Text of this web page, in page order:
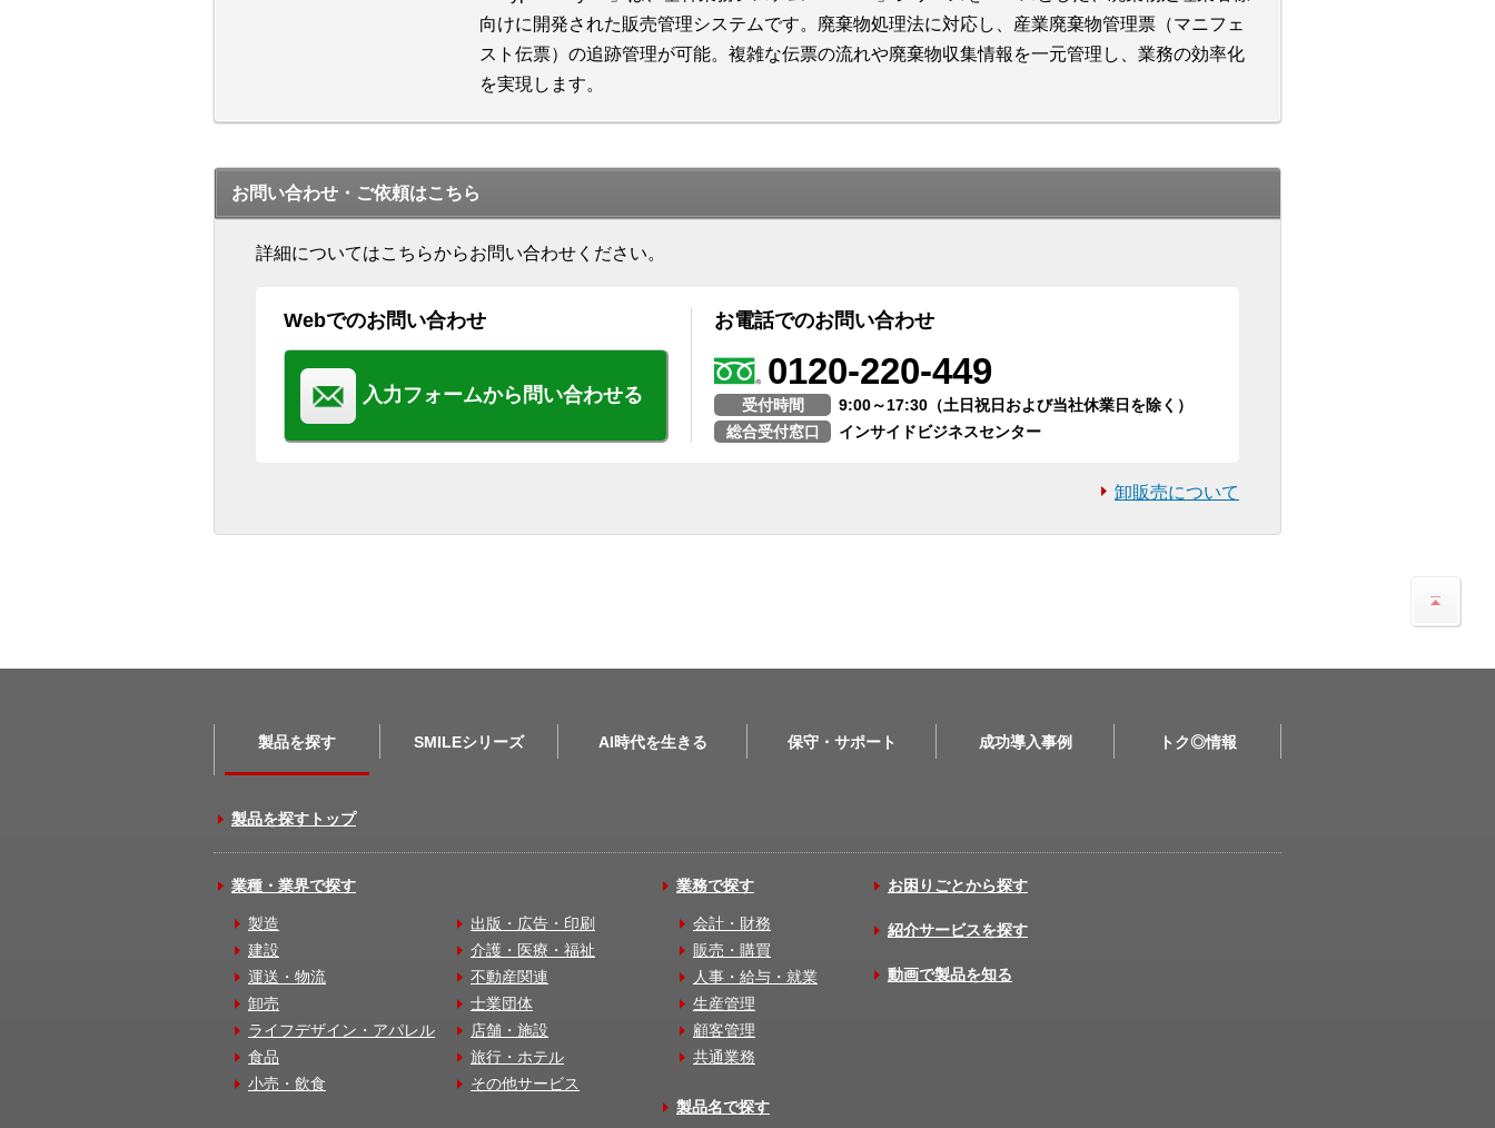
向けに開発された販売管理システムです。廃棄物処理法に対応し、産業廃棄物管理票（マニフェ
スト伝票）の追跡管理が可能。複雑な伝票の流れや廃棄物収集情報を一元管理し、業務の効率化
を実現します。
お問い合わせ・ご依頼はこちら
詳細についてはこちらからお問い合わせください。
Webでのお問い合わせ
入力フォームから問い合わせる
お電話でのお問い合わせ
0120-220-449
受付時間
9:00～17:30（土日祝日および当社休業日を除く）
総合受付窓口
インサイドビジネスセンター
卸販売について
製品を探す SMILEシリーズ AI時代を生きる 保守・サポート 成功導入事例 トク◎情報
製品を探すトップ
業種・業界で探す
製造
建設
運送・物流
卸売
ライフデザイン・アパレル
食品
小売・飲食
出版・広告・印刷
介護・医療・福祉
不動産関連
士業団体
店舗・施設
旅行・ホテル
その他サービス
業務で探す
会計・財務
販売・購買
人事・給与・就業
生産管理
顧客管理
共通業務
製品名で探す
お困りごとから探す
紹介サービスを探す
動画で製品を知る